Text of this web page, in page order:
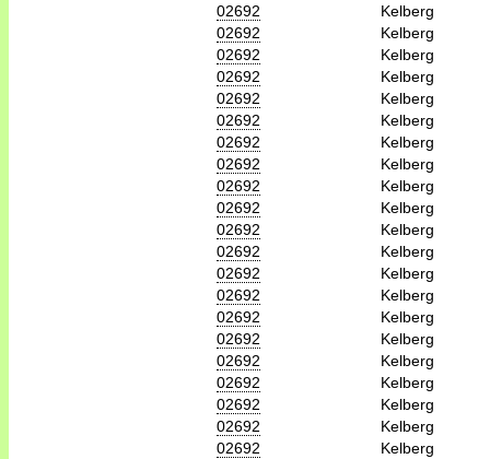
02692
Kelberg
02692
Kelberg
02692
Kelberg
02692
Kelberg
02692
Kelberg
02692
Kelberg
02692
Kelberg
02692
Kelberg
02692
Kelberg
02692
Kelberg
02692
Kelberg
02692
Kelberg
02692
Kelberg
02692
Kelberg
02692
Kelberg
02692
Kelberg
02692
Kelberg
02692
Kelberg
02692
Kelberg
02692
Kelberg
02692
Kelberg